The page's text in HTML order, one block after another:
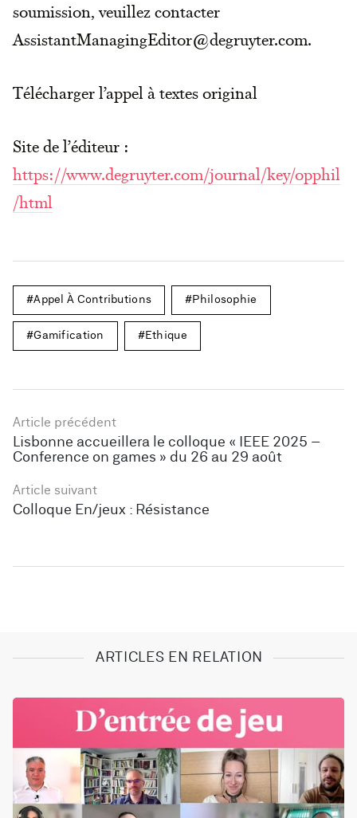
soumission, veuillez contacter
AssistantManagingEditor@degruyter.com.
Télécharger l’appel à textes original
Site de l’éditeur :
https://www.degruyter.com/journal/key/opphil
/html
Appel À Contributions Philosophie
Gamification Ethique
Article précédent
Lisbonne accueillera le colloque « IEEE 2025 –
Conference on games » du 26 au 29 août
Article suivant
Colloque En/jeux : Résistance
ARTICLES EN RELATION